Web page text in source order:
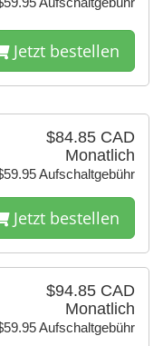
Jetzt bestellen
$84.85 CAD
Monatlich
Aufschaltgebühr
Jetzt bestellen
$94.85 CAD
Monatlich
Aufschaltgebühr